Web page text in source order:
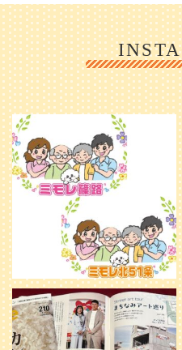
利用者様やご家族の皆さまに、親し
みや温かさが伝わるようなデザイン
を目指し、ミモレのイラストを新し
く作...
20 0
本日発売のオトンvol.210号に掲載さ
れました！...
28 1